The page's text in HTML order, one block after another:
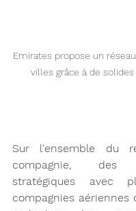
Emirates propose un
villes grâce à de
Sur l'ensemble du
compagnie, des
stratégiques avec
compagnies aériennes